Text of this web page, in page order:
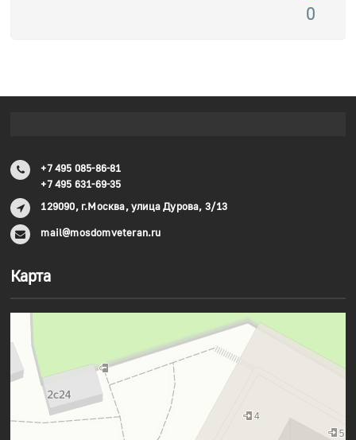
0
+7 495 085-86-81
+7 495 631-69-35
129090, г.Москва, улица Дурова, 3/13
mail@mosdomveteran.ru
Карта